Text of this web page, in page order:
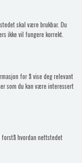
skal være brukbar. Du
ikke vil fungere korrekt.
for å vise deg relevant
som du kan være interessert
hvordan nettstedet